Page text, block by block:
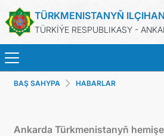
TÜRKMENISTANYŇ
TÜRKİÝE RESPUBLIKASY -
BAŞ SAHYPA
BAŞ SAHYPA HABARLAR
Ankarda Türkmenistanyň